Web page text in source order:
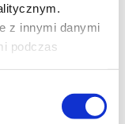
z innymi danymi
podczas